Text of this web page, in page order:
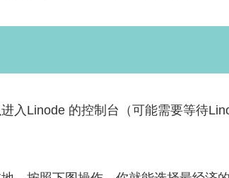
入Linode 的控制台（可能需要等待